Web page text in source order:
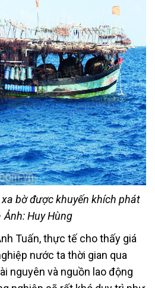
bờ được khuyến khích phát
Ảnh: Huy Hùng
Tuấn, thực tế cho thấy giá
nước ta thời gian qua
nguyên và nguồn lao động